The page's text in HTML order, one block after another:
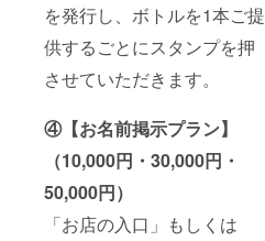
を発行し、ボトルを1本ご提
供するごとにスタンプを押
させていただきます。
④【お名前掲示プラン】
（10,000円・30,000円・
50,000円）
「お店の入口」もしくは